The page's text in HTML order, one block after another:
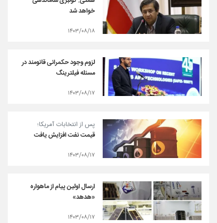
خواهد شد‌
۱۴۰۳/۰۸/۱۸
لزوم وجود حکمرانی قانومند در
مسئله فیلترینگ
۱۴۰۳/۰۸/۱۷
پس از انتخابات آمریکا؛
قیمت نفت افزایش یافت
۱۴۰۳/۰۸/۱۷
ارسال اولین پیام از ماهواره
«هدهد»
۱۴۰۳/۰۸/۱۷